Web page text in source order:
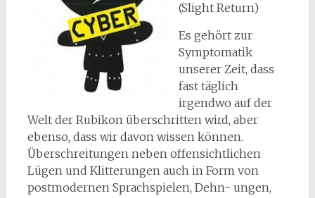
(Slight Return)
Es gehört zur
Symptomatik
unserer Zeit, dass
fast täglich
irgendwo auf der
Welt der Rubikon überschritten wird, aber
ebenso, dass wir davon wissen können.
Überschreitungen neben offensichtlichen
Lügen und Klitterungen auch in Form von
postmodernen Sprachspielen, Dehn- ungen,